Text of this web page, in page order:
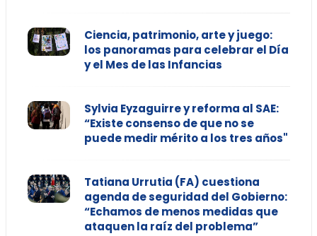
Ciencia, patrimonio, arte y juego:
los panoramas para celebrar el Día
y el Mes de las Infancias
Sylvia Eyzaguirre y reforma al SAE:
“Existe consenso de que no se
puede medir mérito a los tres años"
Tatiana Urrutia (FA) cuestiona
agenda de seguridad del Gobierno:
“Echamos de menos medidas que
ataquen la raíz del problema”